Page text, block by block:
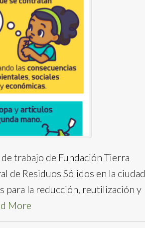
trabajo de Fundación Tierra
de Residuos Sólidos en la ciudad
para la reducción, reutilización y
More